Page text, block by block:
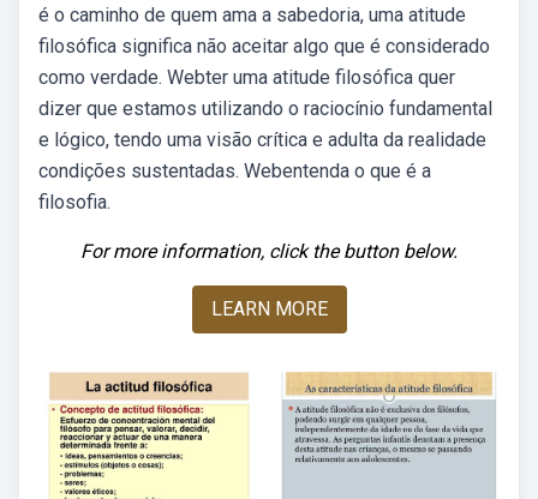
é o caminho de quem ama a sabedoria, uma atitude
filosófica significa não aceitar algo que é considerado
como verdade. Webter uma atitude filosófica quer
dizer que estamos utilizando o raciocínio fundamental
e lógico, tendo uma visão crítica e adulta da realidade
condições sustentadas. Webentenda o que é a
filosofia.
For more information, click the button below.
LEARN MORE